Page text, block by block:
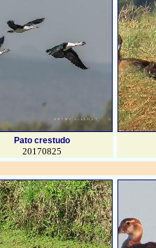
Pato crestudo
20170825